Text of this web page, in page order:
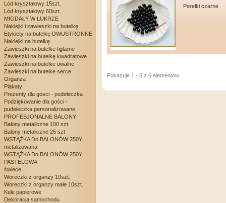
Lód kryształowy 15szt.
Lód kryształowy 60szt.
MIGDAŁY W LUKRZE
Naklejki i zawieszki na butelkę
Etykiety na butelkę DWUSTRONNE
Naklejki na butelkę
Zawieszki na butelke figlarne
Zawieszki na butelkę kwadratowe
Zawieszki na butelke owalne
Zawieszki na butelke serce
Organza
Plakaty
Prezenty dla gosci - pudełeczka
Podziękowanie dla gości -
pudełeczka personalizowane
PROFESJONALNE BALONY
Balony metaliczne 100 szt
Balony metaliczne 25 szt
WSTĄŻKA Do BALONÓW 250Y
metalizowana
WSTĄŻKA Do BALONÓW 250Y
PASTELOWA
świece
Woreczki z organzy 10szt.
Woreczki z organzy małe 10szt.
Kule papierowe
Dekoracja samochodu
Perełki czarne
Pokazuje 1 - 6 z 6 elementów